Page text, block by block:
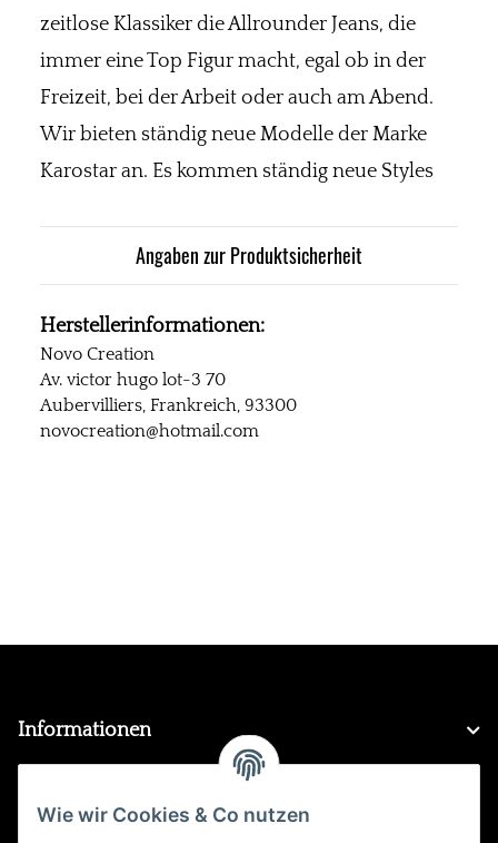
Wie wir Cookies & Co nutzen
zeitlose Klassiker die Allrounder Jeans, die
immer eine Top Figur macht, egal ob in der
Freizeit, bei der Arbeit oder auch am Abend.
Wir bieten ständig neue Modelle der Marke
Karostar an. Es kommen ständig neue Styles
Angaben zur Produktsicherheit
Herstellerinformationen:
Novo Creation
Av. victor hugo lot-3 70
Aubervilliers, Frankreich, 93300
novocreation@hotmail.com
Informationen